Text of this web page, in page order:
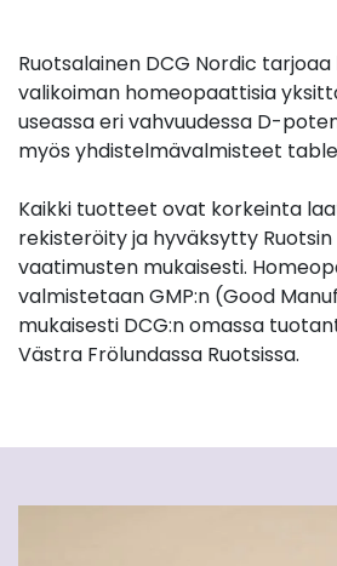
Ruotsalainen DCG Nordic
valikoiman homeopaattisia
useassa eri vahvuudessa D-
myös yhdistelmävalmisteet
Kaikki tuotteet ovat korkeinta
rekisteröity ja hyväksytty
vaatimusten mukaisesti.
valmistetaan GMP:n (Good
mukaisesti DCG:n omassa
Västra Frölundassa Ruotsissa.